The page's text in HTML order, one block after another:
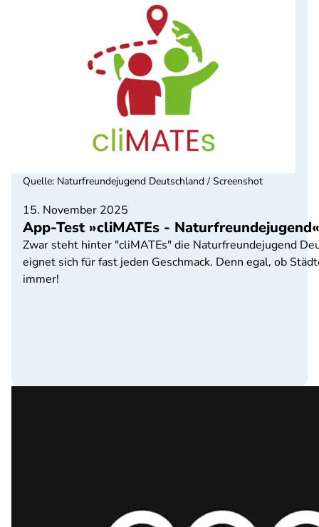
15. November 2025
App-Test »cliMATEs -
Zwar steht hinter "cliMATEs" die Naturfreundejugend
eignet sich für fast jeden Geschmack. Denn egal, ob
immer!
Quelle: Naturfreundejugend Deutschland / Screenshot